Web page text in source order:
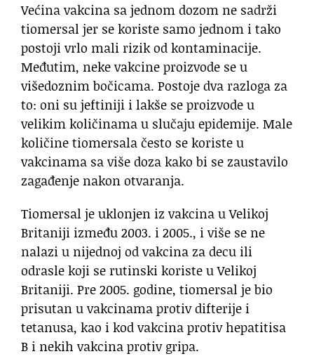
Većina vakcina sa jednom dozom ne sadrži
tiomersal jer se koriste samo jednom i tako
postoji vrlo mali rizik od kontaminacije.
Međutim, neke vakcine proizvode se u
višedoznim bočicama. Postoje dva razloga za
to: oni su jeftiniji i lakše se proizvode u
velikim količinama u slučaju epidemije. Male
količine tiomersala često se koriste u
vakcinama sa više doza kako bi se zaustavilo
zagađenje nakon otvaranja.
Tiomersal je uklonjen iz vakcina u Velikoj
Britaniji između 2003. i 2005., i više se ne
nalazi u nijednoj od vakcina za decu ili
odrasle koji se rutinski koriste u Velikoj
Britaniji. Pre 2005. godine, tiomersal je bio
prisutan u vakcinama protiv difterije i
tetanusa, kao i kod vakcina protiv hepatitisa
B i nekih vakcina protiv gripa.